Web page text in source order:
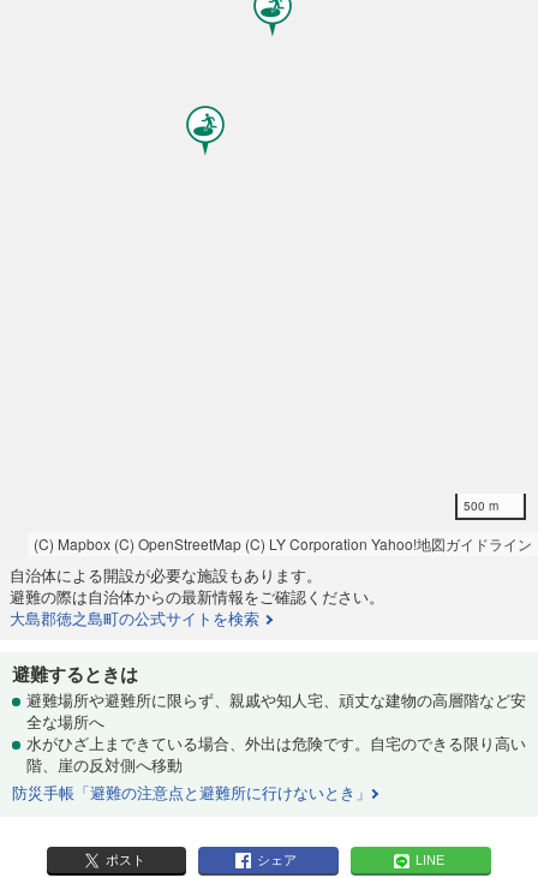
500 m
(C) Mapbox (C) OpenStreetMap (C) LY Corporation Yahoo!地図ガイドライン
自治体による開設が必要な施設もあります。
避難の際は自治体からの最新情報をご確認ください。
大島郡徳之島町の公式サイトを検索
避難するときは
避難場所や避難所に限らず、親戚や知人宅、頑丈な建物の高層階など安
全な場所へ
水がひざ上まできている場合、外出は危険です。自宅のできる限り高い
階、崖の反対側へ移動
防災手帳「避難の注意点と避難所に行けないとき」
ポスト シェア LINE